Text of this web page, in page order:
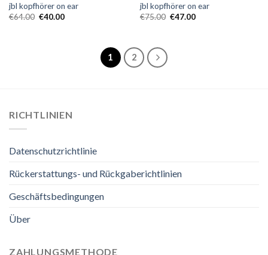
jbl kopfhörer on ear
€64.00 €40.00
jbl kopfhörer on ear
€75.00 €47.00
1 2
RICHTLINIEN
Datenschutzrichtlinie
Rückerstattungs- und Rückgaberichtlinien
Geschäftsbedingungen
Über
ZAHLUNGSMETHODE